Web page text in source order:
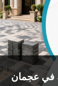
في عجمان